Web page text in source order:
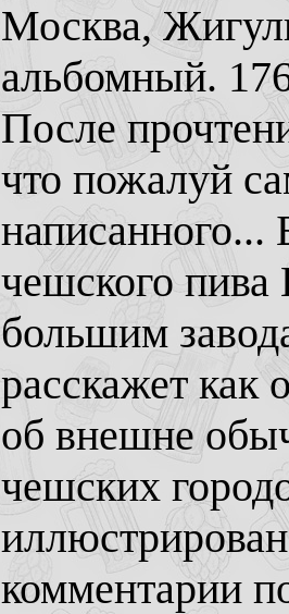
Москва,
альбомный.
После
что пожалуй
написанного...
чешского пива
большим
расскажет как
об внешне
чешских
комментарии